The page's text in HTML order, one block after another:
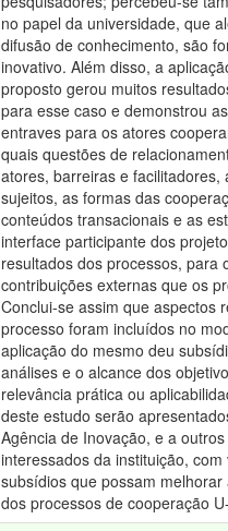
no papel da universidade, que
difusão de conhecimento, são
inovativo. Além disso, a
proposto gerou muitos
para esse caso e demonstrou
entraves para os atores
quais questões de
atores, barreiras e facilitadores,
sujeitos, as formas das
conteúdos transacionais e as
interface participante dos
resultados dos processos, para
contribuições externas que os
Conclui-se assim que aspectos
processo foram incluídos no
aplicação do mesmo deu
análises e o alcance dos
relevância prática ou
deste estudo serão
Agência de Inovação, e a
interessados da instituição,
subsídios que possam melhorar
dos processos de cooperação